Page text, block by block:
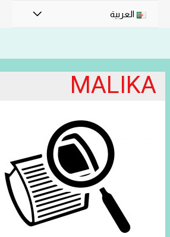
العربية القائمة
MALIKA